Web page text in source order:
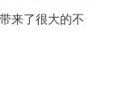
来了很大的不